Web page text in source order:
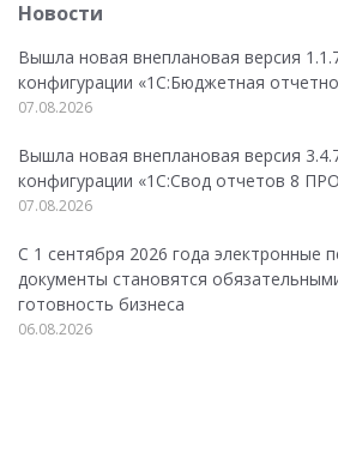
Новости
Вышла новая внеплановая версия
конфигурации «1C:Бюджетная
07.08.2026
Вышла новая внеплановая версия
конфигурации «1C:Свод отчетов 8
07.08.2026
С 1 сентября 2026 года электронные
документы становятся
готовность бизнеса
06.08.2026